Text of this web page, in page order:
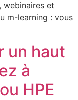
webinaires et
m-learning : vous
un haut
à
HPE